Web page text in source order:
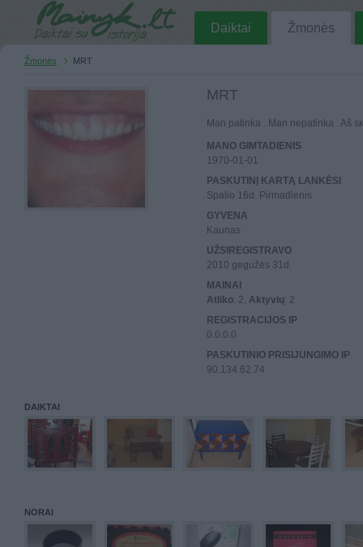
Daiktai Žmonės
Žmonės MRT
MRT
Man patinka . Man nepatinka . Aš
MANO GIMTADIENIS
1970-01-01
PASKUTINĮ KARTĄ LANKĖSI
Spalio 16d. Pirmadienis
GYVENA
Kaunas
UŽSIREGISTRAVO
2010 gegužės 31d.
MAINAI
Atliko: 2, Aktyvių: 2
REGISTRACIJOS IP
0.0.0.0
PASKUTINIO PRISIJUNGIMO IP
90.134.62.74
DAIKTAI
NORAI